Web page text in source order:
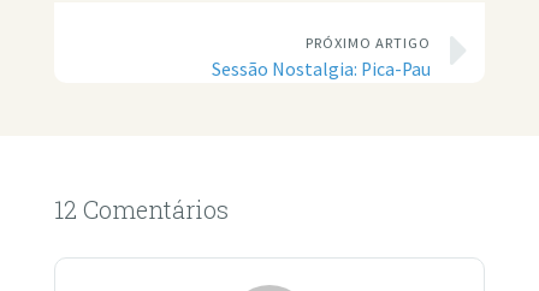
PRÓXIMO ARTIGO
Sessão Nostalgia: Pica-Pau
12 Comentários